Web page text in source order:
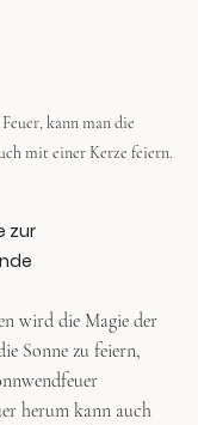
kann man die
mit einer Kerze feiern.
zur
wird die Magie der
Sonne zu feiern,
herum kann auch